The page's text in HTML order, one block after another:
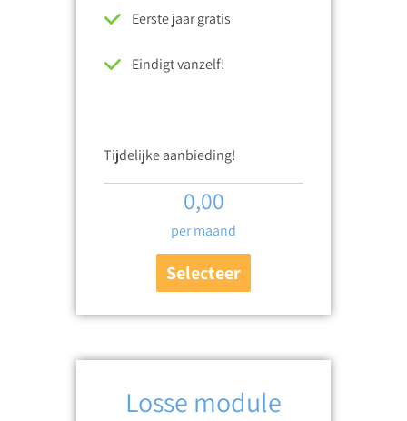
Eerste jaar gratis
Eindigt vanzelf!
Tijdelijke aanbieding!
0,00
per maand
Selecteer
Losse module